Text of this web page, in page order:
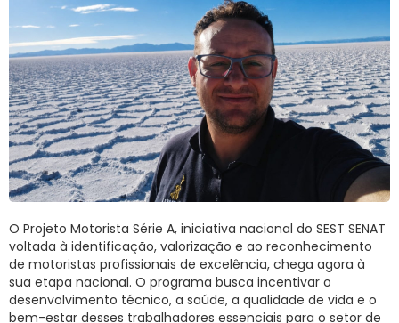
CONTATO
O Projeto Motorista Série A, iniciativa nacional do SEST SENAT
voltada à identificação, valorização e ao reconhecimento
de motoristas profissionais de excelência, chega agora à
sua etapa nacional. O programa busca incentivar o
desenvolvimento técnico, a saúde, a qualidade de vida e o
bem-estar desses trabalhadores essenciais para o setor de